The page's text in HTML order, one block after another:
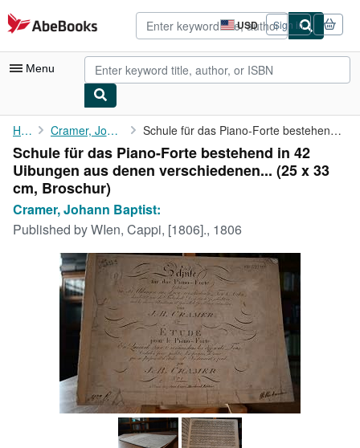
Skip to main content
AbeBooks.com USD
Site
shopping
preferences
Sign in
Menu
My Account
My Purchases
Advanced Search
Browse Collections
Art & Collectibles
Textbooks
CLOSE
Home Cramer, Johann Baptist: Schule für das Piano-Forte bestehend in 42 Uibungen aus denen ...
Schule für das Piano-Forte bestehend in 42
Uibungen aus denen verschiedenen... (25 x 33
cm, Broschur)
Cramer, Johann Baptist:
Published byWIen, Cappi, [1806]., 1806